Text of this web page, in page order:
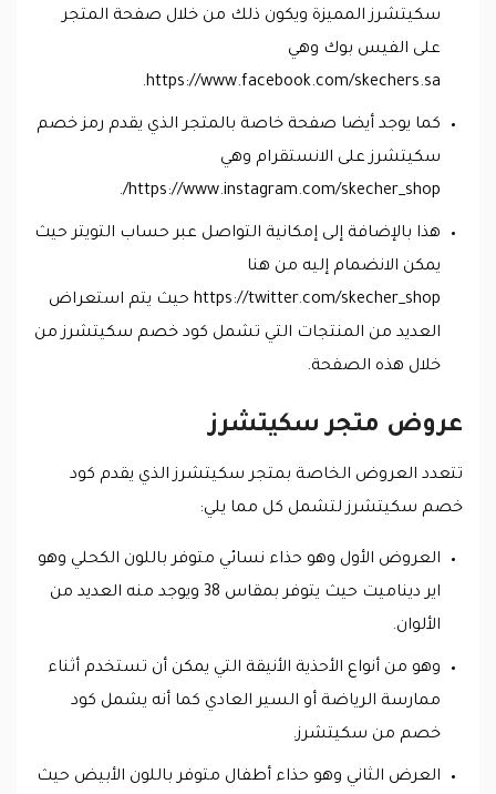
سكيتشرز المميزة ويكون ذلك من خلال صفحة المتجر
على الفيس بوك وهي
https://www.facebook.com/skechers.sa.
كما يوجد أيضا صفحة خاصة بالمتجر الذي يقدم رمز خصم
سكيتشرز على الانستقرام وهي
https://www.instagram.com/skecher_shop/.
هذا بالإضافة إلى إمكانية التواصل عبر حساب التويتر حيث
يمكن الانضمام إليه من هنا
https://twitter.com/skecher_shop حيث يتم استعراض
العديد من المنتجات التي تشمل كود خصم سكيتشرز من
خلال هذه الصفحة.
عروض متجر سكيتشرز
تتعدد العروض الخاصة بمتجر سكيتشرز الذي يقدم كود
خصم سكيتشرز لتشمل كل مما يلي:
العروض الأول وهو حذاء نسائي متوفر باللون الكحلي وهو
اير ديناميت حيث يتوفر بمقاس 38 ويوجد منه العديد من
الألوان.
وهو من أنواع الأحذية الأنيقة التي يمكن أن تستخدم أثناء
ممارسة الرياضة أو السير العادي كما أنه يشمل كود
خصم من سكيتشرز.
العرض الثاني وهو حذاء أطفال متوفر باللون الأبيض حيث